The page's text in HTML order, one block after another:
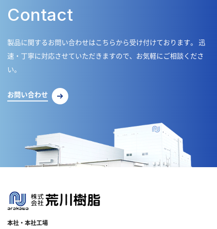
Contact
製品に関するお問い合わせはこちらから受け付けております。 迅
速・丁寧に対応させていただきますので、お気軽にご相談くださ
い。
お問い合わせ
本社・本社工場